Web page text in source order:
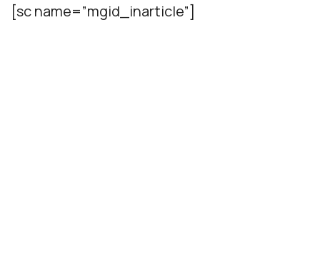
[sc name=”mgid_inarticle”]